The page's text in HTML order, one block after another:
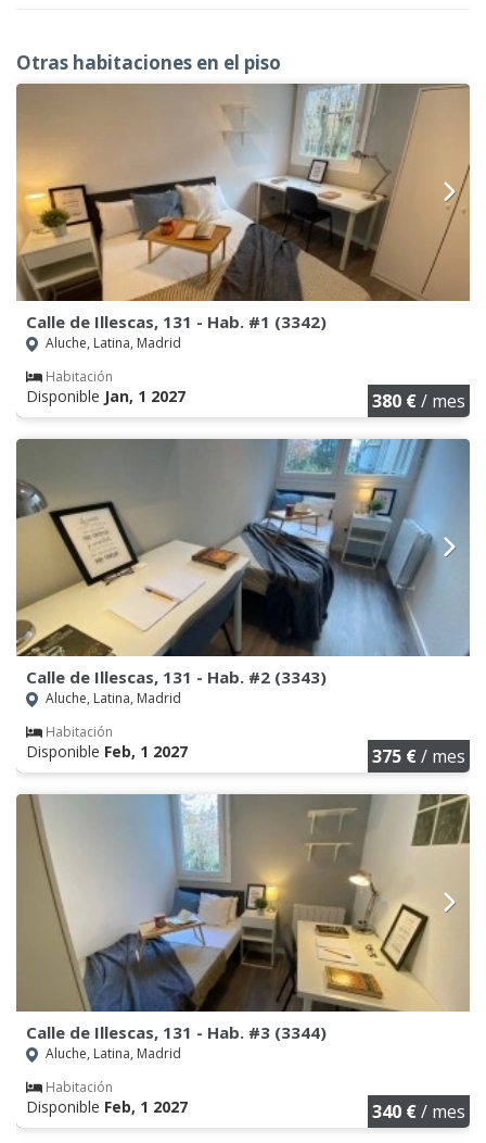
Otras habitaciones en el piso
Calle de Illescas, 131 - Hab. #1 (3342)
Aluche, Latina, Madrid
Habitación
Disponible Jan, 1 2027 380 €/ mes
Calle de Illescas, 131 - Hab. #2 (3343)
Aluche, Latina, Madrid
Habitación
Disponible Feb, 1 2027 375 €/ mes
Calle de Illescas, 131 - Hab. #3 (3344)
Aluche, Latina, Madrid
Habitación
Disponible Feb, 1 2027 340 €/ mes